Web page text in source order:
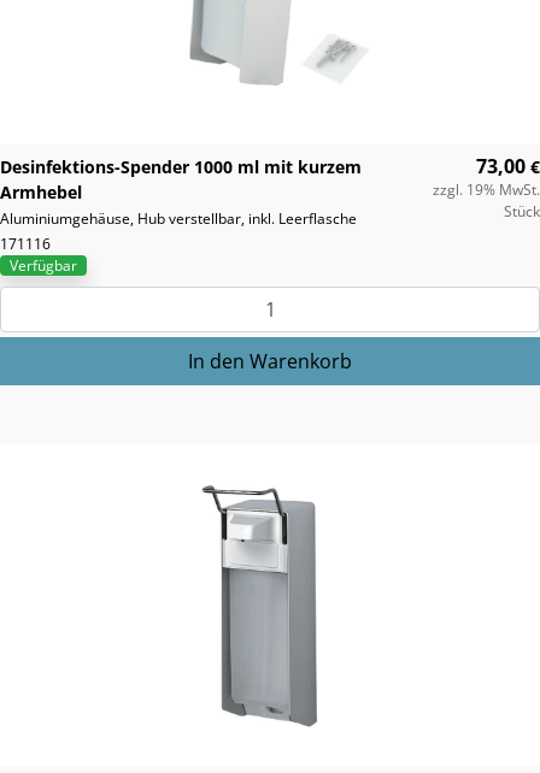
Desinfektions-Spender 1000 ml mit kurzem
Armhebel
Aluminiumgehäuse, Hub verstellbar, inkl. Leerflasche
171116
73,00 €
zzgl. 19% MwSt.
Stück
Verfügbar